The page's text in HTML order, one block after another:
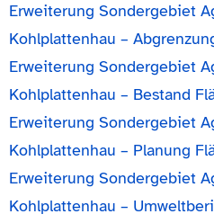
Erweiterung Sondergebiet
Kohlplattenhau –
Erweiterung Sondergebiet
Kohlplattenhau – Bestand
Erweiterung Sondergebiet
Kohlplattenhau – Planung
Erweiterung Sondergebiet
Kohlplattenhau –